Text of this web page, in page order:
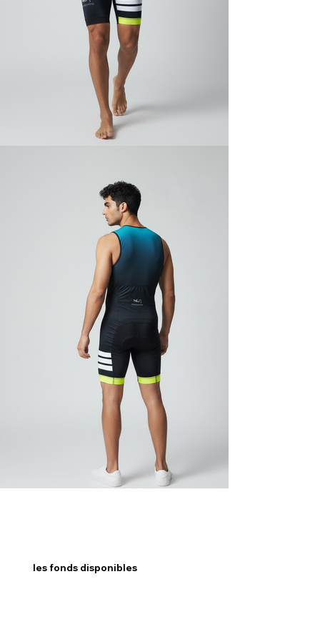
les fonds disponibles